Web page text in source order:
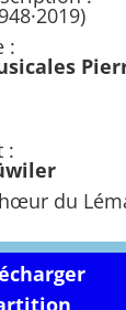
:
:
du